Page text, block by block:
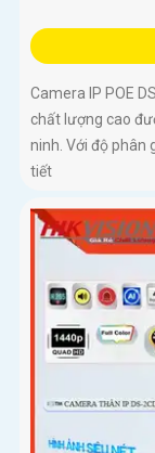
Camera IP POE
chất lượng cao
ninh. Với độ phân
tiết